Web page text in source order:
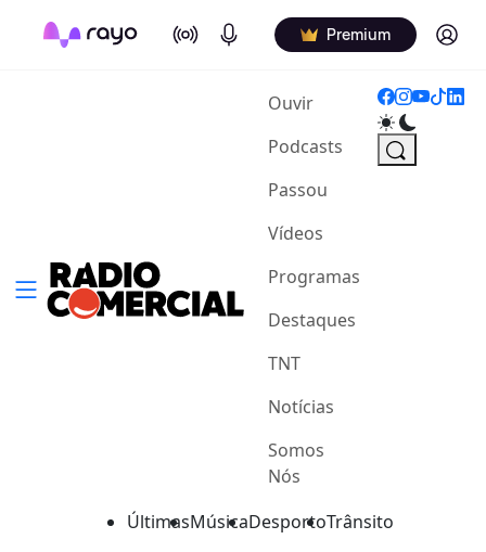
On Air Podcasts Premium Log in
Ouvir(current)
Podcasts
Passou
Vídeos
Programas
Destaques
TNT
Notícias
Somos
Nós
ÚltimasMúsicaDesportoTrânsito